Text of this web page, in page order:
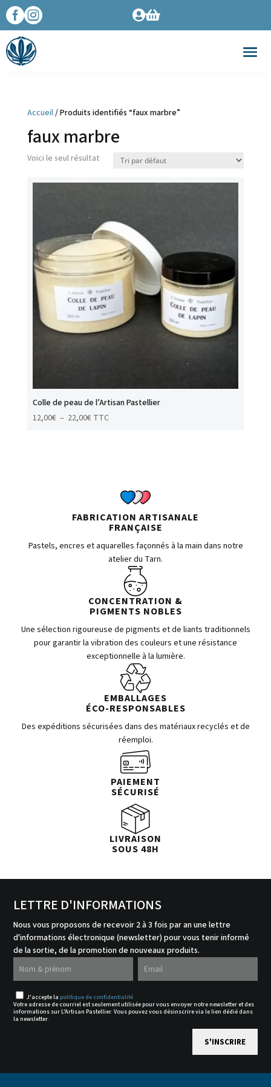
 
Accueil/ Produits identifiés “faux marbre”
faux marbre
Voici le seul résultat
Colle de peau de l’Artisan Pastellier
12,00€ – 22,00€Plage
TTC
FABRICATION ARTISANALE
FRANÇAISE
Pastels, encres et aquarelles façonnés à la main dans notre
atelier du Tarn.
CONCENTRATION &
PIGMENTS NOBLES
Une sélection rigoureuse de pigments et de liants traditionnels
pour garantir la vibration des couleurs et une résistance
exceptionnelle à la lumière.
EMBALLAGES
ÉCO-RESPONSABLES
Des expéditions sécurisées dans des matériaux recyclés et de
réemploi.
PAIEMENT
SÉCURISÉ
LIVRAISON
SOUS 48H
LETTRE D'INFORMATIONS
Nous vous proposons de recevoir 2 à 3 fois par an une lettre
d'informations électronique (newsletter) pour vous tenir informé
de la sortie, de la promotion de nouveaux produits.
J'accepte la politique de confidentialité
Votre adresse de courriel est seulement utilisée pour vous envoyer notre newsletter et des
informations sur L'Artisan Pastellier. Vous pouvez vous désinscrire via le lien dédié dans
la newsletter.